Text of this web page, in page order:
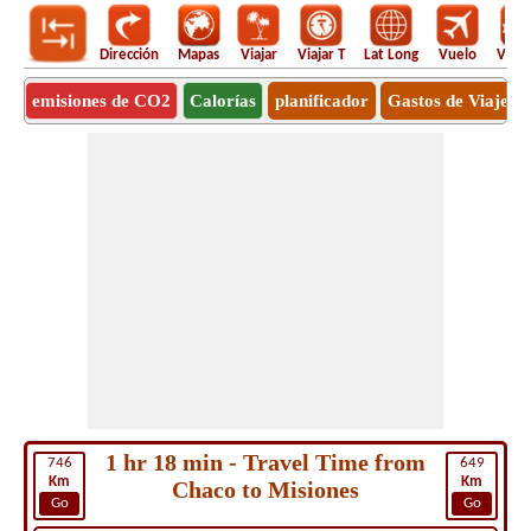
Dirección Mapas Viajar Viajar T Lat Long Vuelo
emisiones de CO2 Calorías planificador Gastos de Viaje
746
Km
Go
649
Km
Go
1 hr 18 min - Travel Time from
Chaco to Misiones